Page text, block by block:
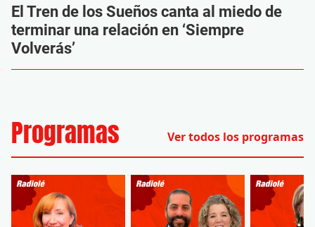
El Tren de los Sueños canta al miedo de
terminar una relación en ‘Siempre
Volverás’
Programas Ver todos los programas